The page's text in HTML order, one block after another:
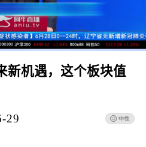
新机遇，这个板块值
29